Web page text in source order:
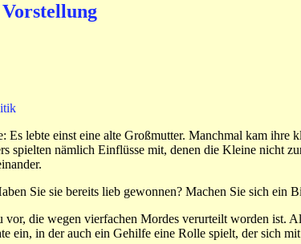
Es lebte einst eine alte Großmutter. Manchmal kam
spielten nämlich Einflüsse mit, denen die Kleine nicht
Sie sie bereits lieb gewonnen? Machen Sie sich ein
vor, die wegen vierfachen Mordes verurteilt worden
ein, in der auch ein Gehilfe eine Rolle spielt, der sich